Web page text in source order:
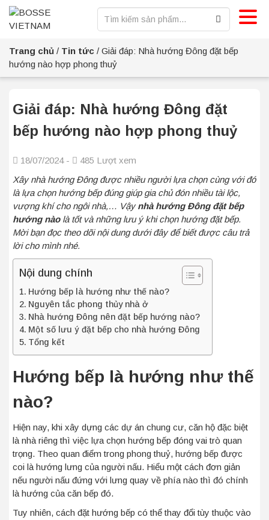
Trang chủ / Tin tức / Giải đáp: Nhà hướng Đông đặt bếp
hướng nào hợp phong thuỷ
Giải đáp: Nhà hướng Đông đặt
bếp hướng nào hợp phong thuỷ
18/07/2024 -
485 Lượt xem
Xây nhà hướng Đông được nhiều người lựa chọn cùng với đó
là lựa chọn hướng bếp đúng giúp gia chủ đón nhiều tài lộc,
vượng khí cho ngôi nhà,… Vậynhà hướng Đông đặt bếp
hướng nàolà tốt và những lưu ý khi chọn hướng đặt bếp.
Mời bạn đọc theo dõi nội dung dưới đây để biết được câu trả
lời cho mình nhé.
Nội dung chính
Hướng bếp là hướng như thế nào?
Nguyên tắc phong thủy nhà ở
Nhà hướng Đông nên đặt bếp hướng nào?
Một số lưu ý đặt bếp cho nhà hướng Đông
Tổng kết
Hướng bếp là hướng như thế
nào?
Hiện nay, khi xây dựng các dự án chung cư, căn hộ đặc biệt
là nhà riêng thì việc lựa chọn hướng bếp đóng vai trò quan
trọng. Theo quan điểm trong phong thuỷ, hướng bếp được
coi là hướng lưng của người nấu. Hiểu một cách đơn giản
nếu người nấu đứng với lưng quay về phía nào thì đó chính
là hướng của căn bếp đó.
Tuy nhiên, cách đặt hướng bếp có thể thay đổi tùy thuộc vào